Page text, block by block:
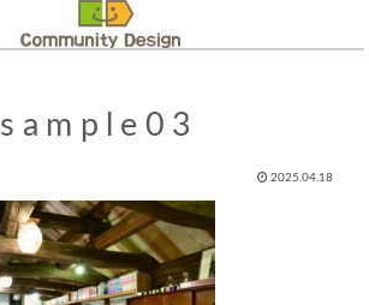
sample03
2025.04.18